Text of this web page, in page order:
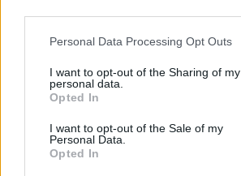
Personal Data Processing Opt Outs
I want to opt-out of the Sharing of my
personal data.
Opted In
I want to opt-out of the Sale of my
Personal Data.
Opted In